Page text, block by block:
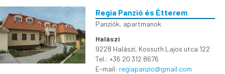
Regia Panzió és Étterem
Panziók, apartmanok
Halászi
9228 Halászi, Kossuth Lajos utca 122
Tel.: +36 20 312 8676
E-mail: regiapanzio@gmail.com